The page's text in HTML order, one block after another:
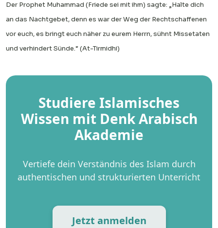
Der Prophet Muhammad (Friede sei mit ihm) sagte: „Halte dich
an das Nachtgebet, denn es war der Weg der Rechtschaffenen
vor euch, es bringt euch näher zu eurem Herrn, sühnt Missetaten
und verhindert Sünde.“ (At-Tirmidhi)
Studiere Islamisches
Wissen mit Denk Arabisch
Akademie
Vertiefe dein Verständnis des Islam durch
authentischen und strukturierten Unterricht
Jetzt anmelden